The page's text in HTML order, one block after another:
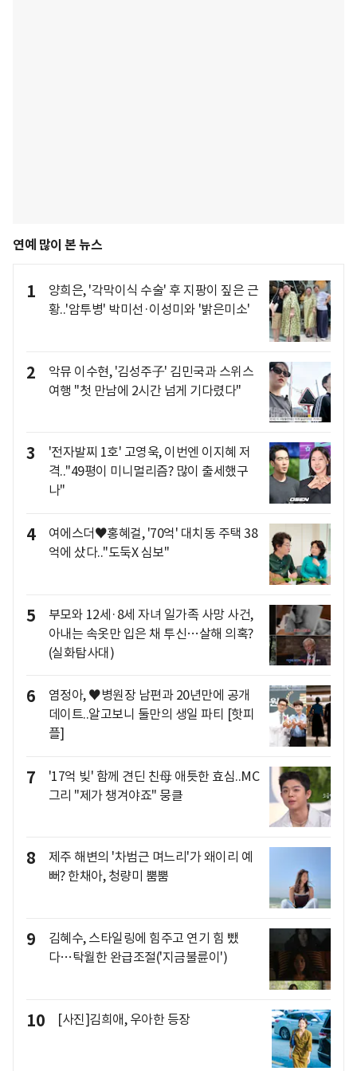
연예 많이 본 뉴스
1
양희은, '각막이식 수술' 후 지팡이 짚은 근
황..'암투병' 박미선·이성미와 '밝은미소'
2
악뮤 이수현, '김성주子' 김민국과 스위스
여행 "첫 만남에 2시간 넘게 기다렸다"
3
'전자발찌 1호' 고영욱, 이번엔 이지혜 저
격.."49평이 미니멀리즘? 많이 출세했구
나"
4
여에스더♥홍혜걸, '70억' 대치동 주택 38
억에 샀다.."도둑X 심보"
5
부모와 12세·8세 자녀 일가족 사망 사건,
아내는 속옷만 입은 채 투신…살해 의혹?
(실화탐사대)
6
염정아, ♥병원장 남편과 20년만에 공개
데이트..알고보니 둘만의 생일 파티 [핫피
플]
7
'17억 빚' 함께 견딘 친母 애틋한 효심..MC
그리 "제가 챙겨야죠" 뭉클
8
제주 해변의 '차범근 며느리'가 왜이리 예
뻐? 한채아, 청량미 뿜뿜
9
김혜수, 스타일링에 힘주고 연기 힘 뺐
다…탁월한 완급조절('지금불륜이')
10 [사진]김희애, 우아한 등장